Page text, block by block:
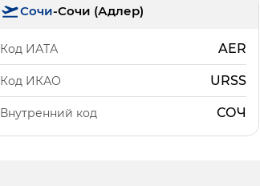
Сочи-Сочи (Адлер)
Код ИАТА AER
Код ИКАО URSS
Внутренний код СОЧ